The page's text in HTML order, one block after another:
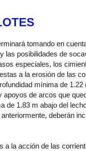
tomando en
las posibilidades de
especiales, los
a la erosión de las
mínima de
de arcos que
de 1.83 m abajo del
deberán
a la acción de las